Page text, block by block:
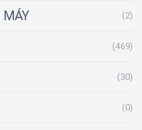
(2)
(469)
(30)
(0)